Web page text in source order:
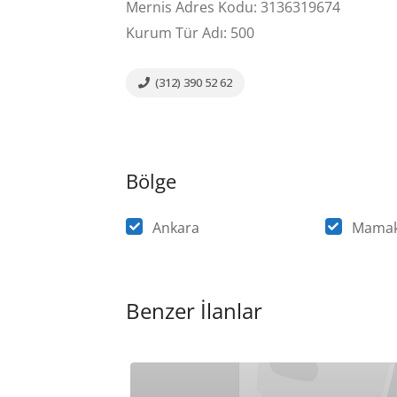
Mernis Adres Kodu: 3136319674
Kurum Tür Adı: 500
(312) 390 52 62
Bölge
Ankara
Benzer İlanlar